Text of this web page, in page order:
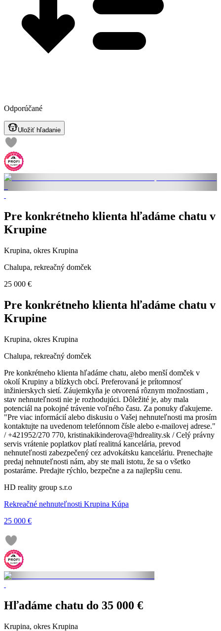
Odporúčané
Uložiť hľadanie
Pre konkrétneho klienta hľadáme chatu v
Krupine
Krupina, okres Krupina
Chalupa, rekreačný domček
25 000 €
Pre konkrétneho klienta hľadáme chatu v
Krupine
Krupina, okres Krupina
Chalupa, rekreačný domček
Pre konkrétneho klienta hľadáme chatu, alebo menší domček v
okolí Krupiny a blízkych obcí. Preferovaná je prítomnosť
inžinierskych sietí. Záujemkyňa je otvorená rôznym možnostiam ,
stav nehnuteľnosti nie je rozhodujúci. Dôležité je, aby mala
potenciál na pokojné trávenie voľného času. Za ponuky ďakujeme.
"Pre viac informácií alebo diskusiu o Vašej nehnuteľnosti ma prosím
kontaktujte na uvedenom telefónnom čísle alebo e-mailovej adrese."
/ +421952/270 770, kristinakikinderova@hdreality.sk / Celý právny
servis vrátenie poplatkov platí realitná kancelária, prevod
nehnuteľnosti zabezpečený cez advokátsku kanceláriu. Prenechajte
predaj nehnuteľnosti nám, aby ste mali istotu, že sa o všetko
postaráme. Predajte rýchlo, bezpečne a za najlepšiu cenu.
HD reality group s.r.o
Rekreačné nehnuteľnosti Krupina Kúpa
25 000 €
Hľadáme chatu do 35 000 €
Krupina, okres Krupina